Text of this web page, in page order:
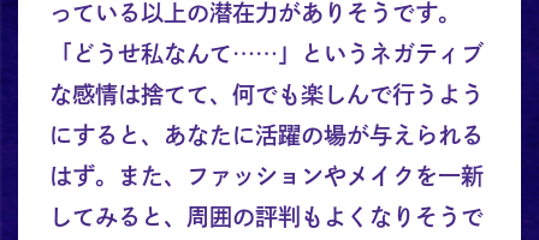
っている以上の潜在力がありそうです。
「どうせ私なんて……」というネガティブ
な感情は捨てて、何でも楽しんで行うよう
にすると、あなたに活躍の場が与えられる
はず。また、ファッションやメイクを一新
してみると、周囲の評判もよくなりそうで